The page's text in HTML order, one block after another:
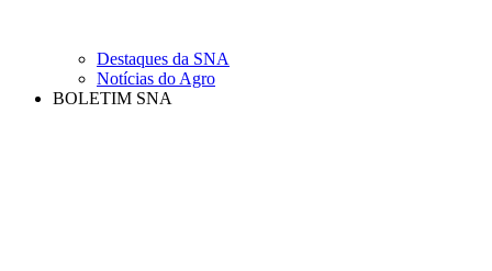
Destaques da SNA
Notícias do Agro
BOLETIM SNA